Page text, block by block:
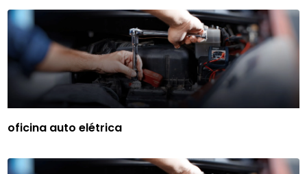
oficina auto elétrica